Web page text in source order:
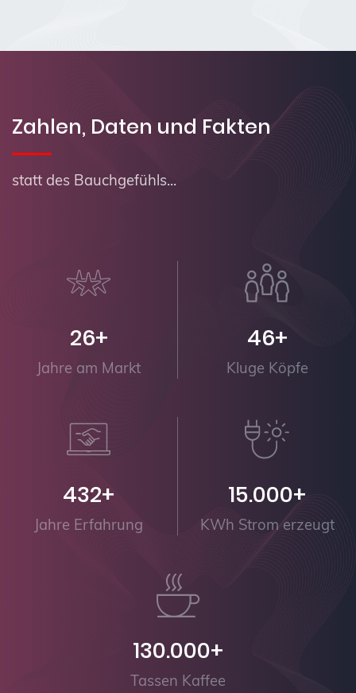
Zahlen, Daten und Fakten
statt des Bauchgefühls...
26+
Jahre am Markt
46+
Kluge Köpfe
432+
Jahre Erfahrung
15.000+
KWh Strom erzeugt
130.000+
Tassen Kaffee